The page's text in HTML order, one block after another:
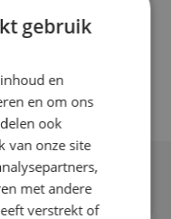
kan er ook
een codeslot of
kaartlezer
mogelijk, in
gebruik
en
en om ons
ook
van onze site
met andere
verstrekt of